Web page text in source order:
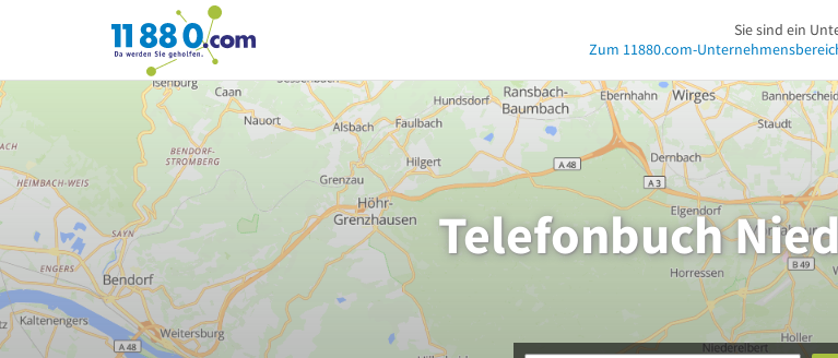
11880.com
Sie sind ein
Zum 11880.com-
Telefonbuch